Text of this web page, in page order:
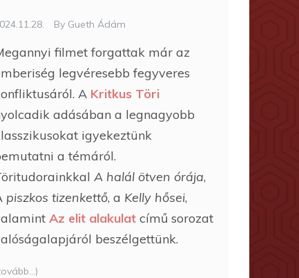
By Gueth Ádám
filmet forgattak már az
legvéresebb fegyveres
A Kritkus Töri
adásában a legnagyobb
igyekeztünk
a témáról.
A halál ötven órája,
piszkos tizenkettő, a Kelly hősei,
Az elit alakulat című sorozat
beszélgettünk.